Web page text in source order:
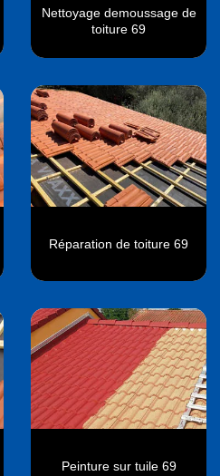
Nettoyage demoussage de
toiture 69
Réparation de toiture 69
Peinture sur tuile 69